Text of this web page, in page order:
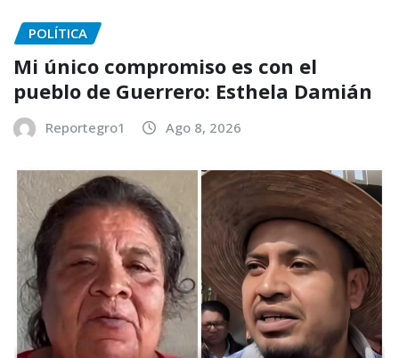
POLÍTICA
Mi único compromiso es con el
pueblo de Guerrero: Esthela Damián
Reportegro1 Ago 8, 2026